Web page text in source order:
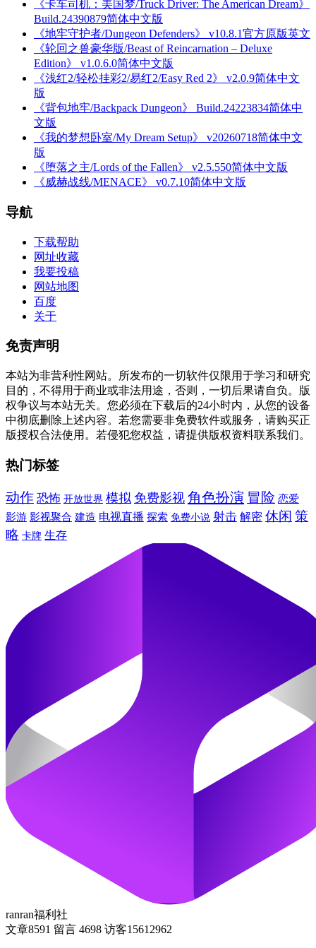
《卡车司机：美国梦/Truck Driver: The American Dream》
Build.24390879简体中文版
《地牢守护者/Dungeon Defenders》 v10.8.1官方原版英文
《轮回之兽豪华版/Beast of Reincarnation – Deluxe
Edition》 v1.0.6.0简体中文版
《浅红2/轻松挂彩2/易红2/Easy Red 2》 v2.0.9简体中文
版
《背包地牢/Backpack Dungeon》 Build.24223834简体中
文版
《我的梦想卧室/My Dream Setup》 v20260718简体中文
版
《堕落之主/Lords of the Fallen》 v2.5.550简体中文版
《威赫战线/MENACE》 v0.7.10简体中文版
导航
下载帮助
网址收藏
我要投稿
网站地图
百度
关于
免责声明
本站为非营利性网站。所发布的一切软件仅限用于学习和研究
目的，不得用于商业或非法用途，否则，一切后果请自负。版
权争议与本站无关。您必须在下载后的24小时内，从您的设备
中彻底删除上述内容。若您需要非免费软件或服务，请购买正
版授权合法使用。若侵犯您权益，请提供版权资料联系我们。
热门标签
动作 恐怖 开放世界 模拟 免费影视 角色扮演 冒险 恋爱
影游 影视聚合 建造 电视直播 探索 免费小说 射击 解密 休闲 策
略 卡牌 生存
ranran福利社
文章8591 留言 4698 访客15612962